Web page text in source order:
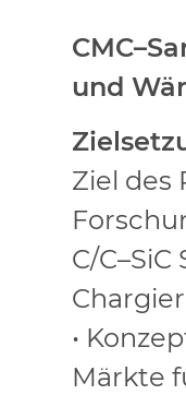
CMC–
und
Ziel des
C/C–SiC
•
Märkte